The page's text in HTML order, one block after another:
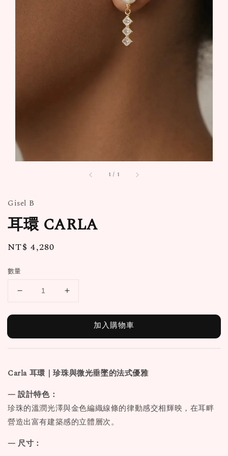
1 / 1
Gisel B
耳環 CARLA
Regular
NT$ 4,280
數量
加入購物車
Carla 耳環｜珍珠與微光垂墜的法式優雅
— 設計特色：
珍珠的溫潤光澤與金色編織線條的律動感交相輝映，在耳畔
營造出富有建築感的立體層次。
— 尺寸：